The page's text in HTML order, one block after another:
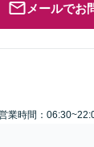
メールでお
業時間：